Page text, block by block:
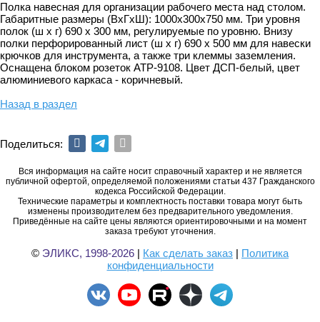
Полка навесная для организации рабочего места над столом.
Габаритные размеры (ВхГхШ): 1000х300х750 мм. Три уровня
полок (ш х г) 690 х 300 мм, регулируемые по уровню. Внизу
полки перфорированный лист (ш х г) 690 х 500 мм для навески
крючков для инструмента, а также три клеммы заземления.
Оснащена блоком розеток АТР-9108. Цвет ДСП-белый, цвет
алюминиевого каркаса - коричневый.
Назад в раздел
Поделиться:
Вся информация на сайте носит справочный характер и не является
публичной офертой, определяемой положениями статьи 437 Гражданского
кодекса Российской Федерации.
Технические параметры и комплектность поставки товара могут быть
изменены производителем без предварительного уведомления.
Приведённые на сайте цены являются ориентировочными и на момент
заказа требуют уточнения.
© ЭЛИКС, 1998-2026 | Как сделать заказ | Политика
конфиденциальности